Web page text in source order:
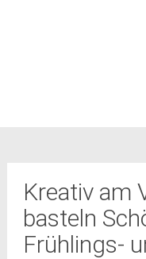
Kreativ am
basteln
Frühlings-